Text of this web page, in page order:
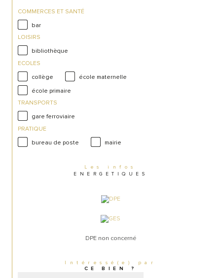
COMMERCES ET SANTÉ
bar
LOISIRS
bibliothèque
ECOLES
collège
école maternelle
école primaire
TRANSPORTS
gare ferroviaire
PRATIQUE
bureau de poste
mairie
Les infos
ENERGETIQUES
DPE non concerné
Intéressé(e) par
CE BIEN ?